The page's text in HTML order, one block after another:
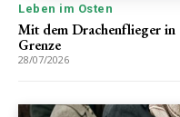
Leben im Osten
Mit dem Drachenflieger
Grenze
28/07/2026